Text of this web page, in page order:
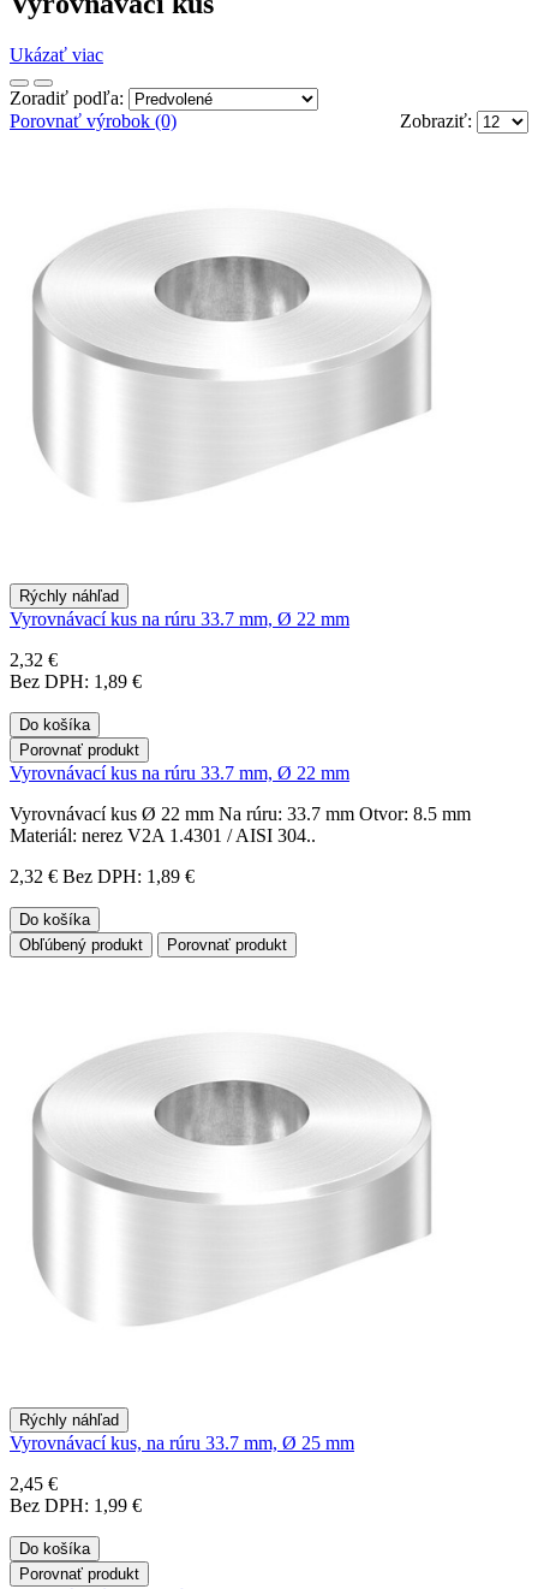
Ukázať viac
Zoradiť podľa:
Zobraziť:
Porovnať výrobok (0)
Rýchly náhľad
Vyrovnávací kus na rúru 33.7 mm, Ø 22 mm
2,32 €
Bez DPH: 1,89 €
Do košíka
Porovnať produkt
Vyrovnávací kus na rúru 33.7 mm, Ø 22 mm
Vyrovnávací kus Ø 22 mm Na rúru: 33.7 mm Otvor: 8.5 mm
Materiál: nerez V2A 1.4301 / AISI 304..
2,32 € Bez DPH: 1,89 €
Do košíka
Obľúbený produkt
Porovnať produkt
Rýchly náhľad
Vyrovnávací kus, na rúru 33.7 mm, Ø 25 mm
2,45 €
Bez DPH: 1,99 €
Do košíka
Porovnať produkt